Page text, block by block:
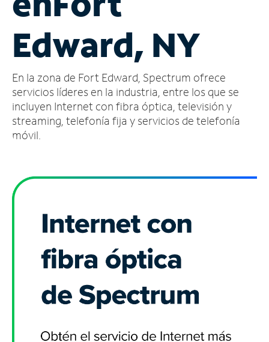
cuenta
Encuentra
tienda
Edward, NY
En la zona de Fort Edward, Spectrum ofrece
servicios líderes en la industria, entre los que se
incluyen Internet con fibra óptica, televisión y
streaming, telefonía fija y servicios de telefonía
móvil.